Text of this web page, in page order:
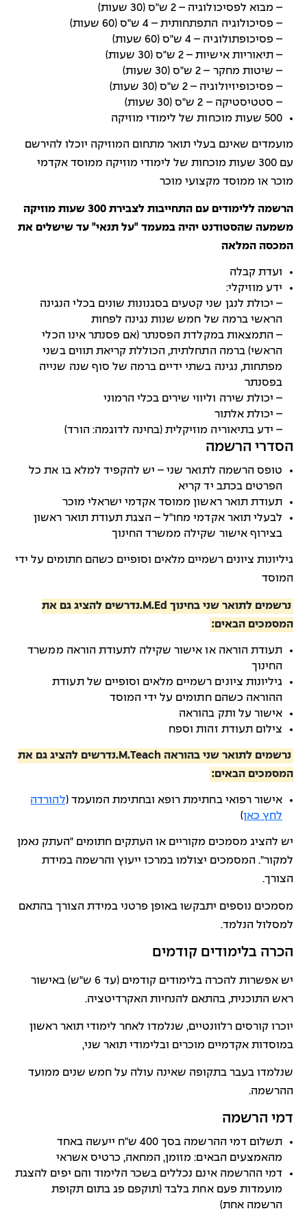
– מבוא לפסיכולוגיה – 2 ש"ס (30 שעות)
– פסיכולוגיה התפתחותית – 4 ש"ס (60 שעות)
– פסיכופתולוגיה – 4 ש"ס (60 שעות)
– תיאוריות אישיות – 2 ש"ס (30 שעות)
– שיטות מחקר – 2 ש"ס (30 שעות)
– פסיכופיזיולוגיה – 2 ש"ס (30 שעות)
– סטטיסטיקה – 2 ש"ס (30 שעות)
500 שעות מוכחות של לימודי מוזיקה
מועמדים שאינם בעלי תואר מתחום המוזיקה יוכלו להירשם
עם 300 שעות מוכחות של לימודי מוזיקה ממוסד אקדמי
מוכר או ממוסד מקצועי מוכר
הרשמה ללימודים עם התחייבות לצבירת 300 שעות מוזיקה
משמעה שהסטודנט יהיה במעמד "על תנאי" עד שישלים את
המכסה המלאה
ועדת קבלה
ידע מוזיקלי:
– יכולת לנגן שני קטעים בסגנונות שונים בכלי הנגינה
הראשי ברמה של חמש שנות נגינה לפחות
– התמצאות במקלדת הפסנתר (אם פסנתר אינו הכלי
הראשי) ברמה התחלתית, הכוללת קריאת תווים בשני
מפתחות, נגינה בשתי ידיים ברמה של סוף שנה שנייה
בפסנתר
– יכולת שירה וליווי שירים בכלי הרמוני
– יכולת אלתור
– ידע בתיאוריה מוזיקלית (בחינה לדוגמה: הורד)
הסדרי הרשמה
טופס הרשמה לתואר שני – יש להקפיד למלא בו את כל
הפרטים בכתב יד קריא
תעודת תואר ראשון ממוסד אקדמי ישראלי מוכר
לבעלי תואר אקדמי מחו"ל – הצגת תעודת תואר ראשון
בצירוף אישור שקילה ממשרד החינוך
גיליונות ציונים רשמיים מלאים וסופיים כשהם חתומים על ידי
המוסד
נרשמים לתואר שני בחינוך M.Ed.נדרשים להציג גם את
המסמכים הבאים:
תעודת הוראה או אישור שקילה לתעודת הוראה ממשרד
החינוך
גיליונות ציונים רשמיים מלאים וסופיים של תעודת
ההוראה כשהם חתומים על ידי המוסד
אישור על ותק בהוראה
צילום תעודת זהות וספח
נרשמים לתואר שני בהוראה M.Teach.נדרשים להציג גם את
המסמכים הבאים:
אישור רפואי בחתימת רופא ובחתימת המועמד (להורדה
לחץ כאן)
יש להציג מסמכים מקוריים או העתקים חתומים "העתק נאמן
למקור". המסמכים יצולמו במרכז ייעוץ והרשמה במידת
הצורך.
מסמכים נוספים יתבקשו באופן פרטני במידת הצורך בהתאם
למסלול הנלמד.
הכרה בלימודים קודמים
יש אפשרות להכרה בלימודים קודמים (עד 6 ש"ש) באישור
ראש התוכנית, בהתאם להנחיות האקרדיטציה.
יוכרו קורסים רלוונטיים, שנלמדו לאחר לימודי תואר ראשון
במוסדות אקדמיים מוכרים ובלימודי תואר שני,
שנלמדו בעבר בתקופה שאינה עולה על חמש שנים ממועד
ההרשמה.
דמי הרשמה
תשלום דמי ההרשמה בסך 400 ש"ח ייעשה באחד
מהאמצעים הבאים: מזומן, המחאה, כרטיס אשראי
דמי ההרשמה אינם נכללים בשכר הלימוד והם יפים להצגת
מועמדות פעם אחת בלבד (תוקפם פג בתום תקופת
הרשמה אחת)